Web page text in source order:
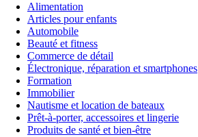
Alimentation
Articles pour enfants
Automobile
Beauté et fitness
Commerce de détail
Électronique, réparation et smartphones
Formation
Immobilier
Nautisme et location de bateaux
Prêt-à-porter, accessoires et lingerie
Produits de santé et bien-être